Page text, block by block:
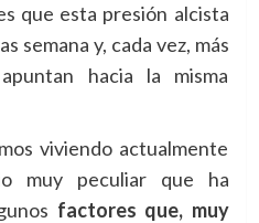
que esta presión alcista
semana y, cada vez, más
hacia la misma
viviendo actualmente
muy peculiar que ha
factores que, muy